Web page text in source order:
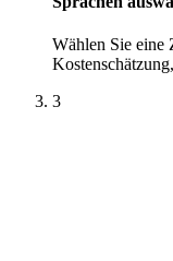
Wählen Sie eine
3